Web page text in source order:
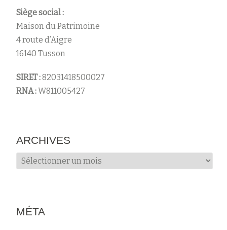
Siège social :
Maison du Patrimoine
4 route d’Aigre
16140 Tusson
SIRET :82031418500027
RNA :W811005427
ARCHIVES
Archives
MÉTA